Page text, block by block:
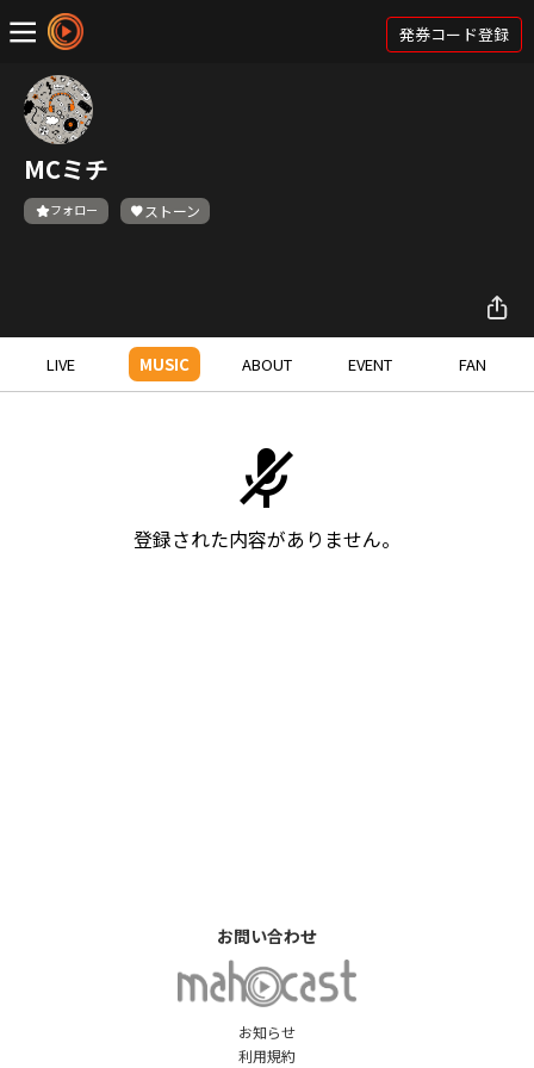
発券コード登録
MCミチ
フォロー ストーン
LIVE MUSIC ABOUT EVENT FAN
登録された内容がありません。
お知らせ
利用規約
お問い合わせ